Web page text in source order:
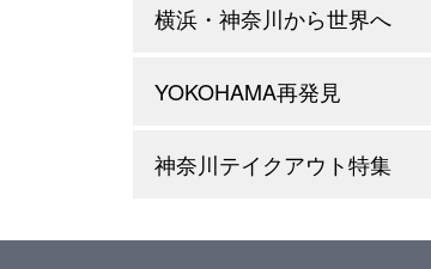
横浜・神奈川から世界へ
YOKOHAMA再発見
神奈川テイクアウト特集